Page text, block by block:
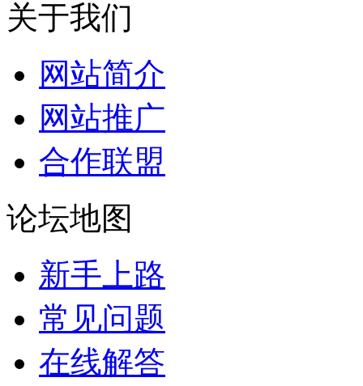
关于我们
网站简介
网站推广
合作联盟
论坛地图
新手上路
常见问题
在线解答